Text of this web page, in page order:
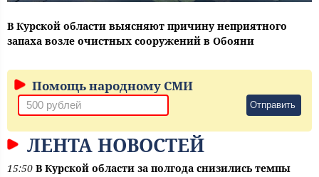
В Курской области выясняют причину неприятного
запаха возле очистных сооружений в Обояни
Помощь народному СМИ
Отправить
ЛЕНТА НОВОСТЕЙ
15:50 В Курской области за полгода снизились темпы